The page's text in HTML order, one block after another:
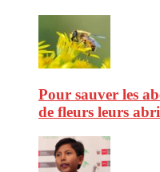
Pour sauver les
de fleurs leurs